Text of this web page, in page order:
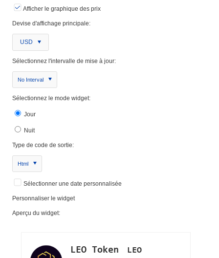
Afficher le graphique des prix
Devise d'affichage principale:
USD
Sélectionnez l'intervalle de mise à jour:
No Interval
Sélectionnez le mode widget:
Jour
Nuit
Type de code de sortie:
Html
Sélectionner une date personnalisée
Personnaliser le widget
Aperçu du widget: